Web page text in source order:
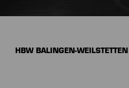
HBW BALINGEN-WEILSTETTEN